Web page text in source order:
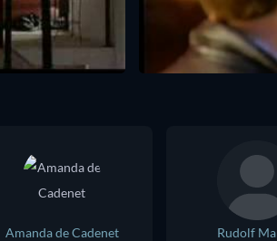
Amanda de Cadenet
Rudolf